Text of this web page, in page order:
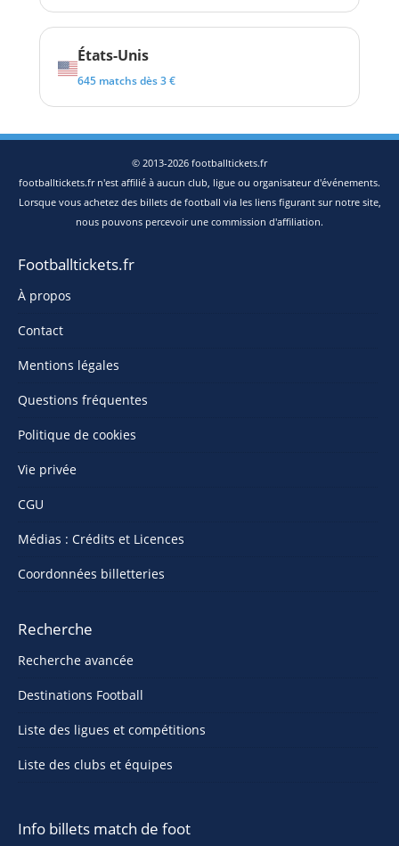
États-Unis
645 matchs dès 3 €
© 2013-2026 footballtickets.fr
footballtickets.fr n'est affilié à aucun club, ligue ou organisateur d'événements.
Lorsque vous achetez des billets de football via les liens figurant sur notre site,
nous pouvons percevoir une commission d'affiliation.
Footballtickets.fr
À propos
Contact
Mentions légales
Questions fréquentes
Politique de cookies
Vie privée
CGU
Médias : Crédits et Licences
Coordonnées billetteries
Recherche
Recherche avancée
Destinations Football
Liste des ligues et compétitions
Liste des clubs et équipes
Info billets match de foot